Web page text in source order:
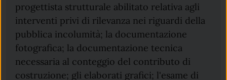
progettista strutturale abilitato relativa agli
interventi privi di rilevanza nei riguardi della
pubblica incolumità; la documentazione
fotografica; la documentazione tecnica
necessaria al conteggio del contributo di
costruzione; gli elaborati grafici; l'esame di